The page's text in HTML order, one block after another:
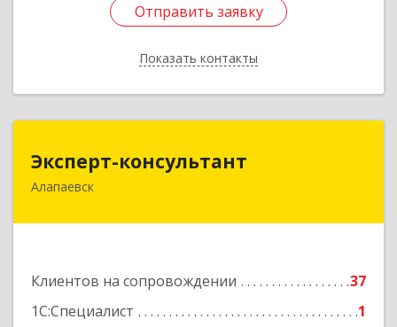
Отправить заявку
Показать контакты
Отправить заявку
Назад
Эксперт-консультант
Алапаевск
Клиентов на сопровождении
37
1С:Специалист
1
624600, Свердловская обл, Алапаевск г,